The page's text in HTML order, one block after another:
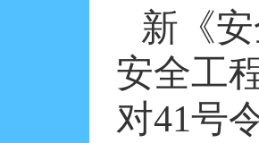
新《
安全工
对41号